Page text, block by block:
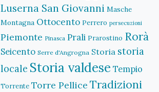
Luserna San Giovanni Masche
Montagna Ottocento Perrero persecuzioni
Piemonte Pinasca Prali Prarostino Rorà
Seicento Serre d'Angrogna Storia storia
locale Storia valdese Tempio
Torrente Torre Pellice Tradizioni